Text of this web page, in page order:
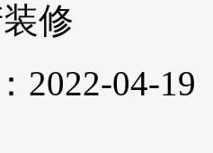
修
2022-04-19